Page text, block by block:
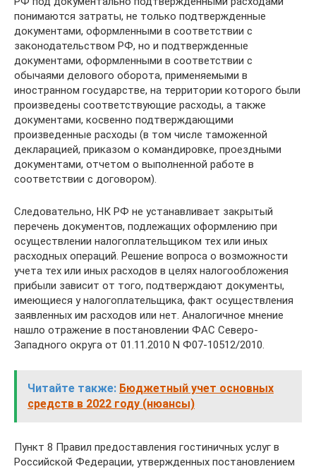
понимаются затраты, не только подтвержденные
документами, оформленными в соответствии с
законодательством РФ, но и подтвержденные
документами, оформленными в соответствии с
обычаями делового оборота, применяемыми в
иностранном государстве, на территории которого были
произведены соответствующие расходы, а также
документами, косвенно подтверждающими
произведенные расходы (в том числе таможенной
декларацией, приказом о командировке, проездными
документами, отчетом о выполненной работе в
соответствии с договором).
Следовательно, НК РФ не устанавливает закрытый
перечень документов, подлежащих оформлению при
осуществлении налогоплательщиком тех или иных
расходных операций. Решение вопроса о возможности
учета тех или иных расходов в целях налогообложения
прибыли зависит от того, подтверждают документы,
имеющиеся у налогоплательщика, факт осуществления
заявленных им расходов или нет. Аналогичное мнение
нашло отражение в постановлении ФАС Северо-
Западного округа от 01.11.2010 N Ф07-10512/2010.
Читайте также: Бюджетный учет основных
средств в 2022 году (нюансы)
Пункт 8 Правил предоставления гостиничных услуг в
Российской Федерации, утвержденных постановлением